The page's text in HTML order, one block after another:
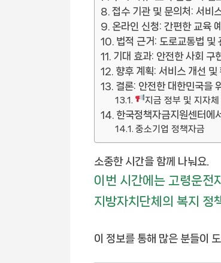
접수 기관 및 문의처: 서비
온라인 신청: 간편한 교육
법적 근거: 도로교통법 및
기대 효과: 안전한 사회 구
향후 계획: 서비스 개선 및
결론: 안전한 대한민국을
지금 정부 및 지자체
한국정책자금지원센터에
중소기업 정책자금
소중한 시간을 함께 나눠요.
이번 시간에는 고령운전
지방자치단체의 복지 정
이 정보를 통해 많은 분들이